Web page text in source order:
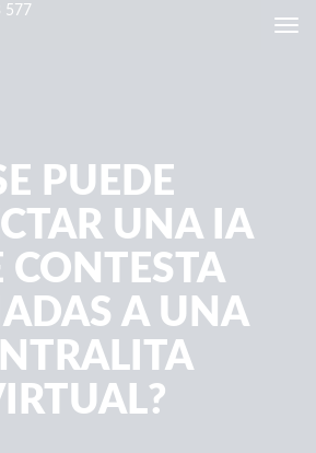
577
PUEDE
UNA IA
CONTESTA
A UNA